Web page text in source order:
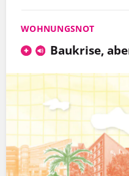
WOHNUNGSNOT
Baukrise,